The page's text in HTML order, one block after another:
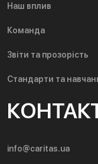
Наш вплив
Команда
Звіти та прозорість
Стандарти та
info@caritas.ua